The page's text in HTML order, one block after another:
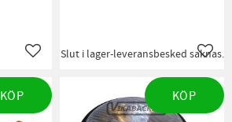
Lägg till i favoriter
Slut i lager-leveransbesked saknas.
KÖP KÖP